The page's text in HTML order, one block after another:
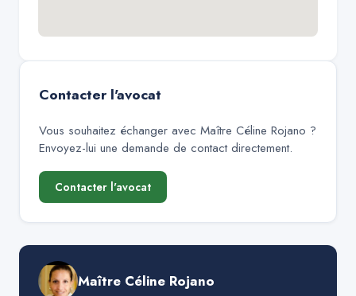
Contacter l'avocat
Vous souhaitez échanger avec Maître Céline Rojano ?
Envoyez-lui une demande de contact directement.
Contacter l'avocat
Maître Céline Rojano